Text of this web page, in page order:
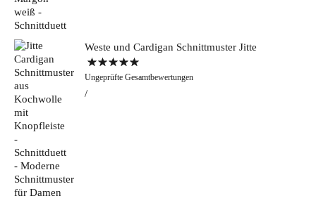
Weste und Cardigan Schnittmuster Jitte
Bewertet mit
5.00von 5
Ungeprüfte Gesamtbewertungen